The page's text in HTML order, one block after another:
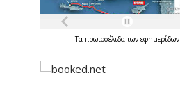
Τα πρωτοσέλιδατων εφημερίδων